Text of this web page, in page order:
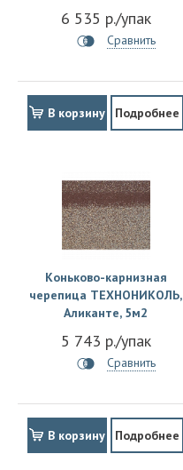
6 535 р./упак
Сравнить
В корзину Подробнее
Коньково-карнизная
черепица ТЕХНОНИКОЛЬ,
Аликанте, 5м2
5 743 р./упак
Сравнить
В корзину Подробнее